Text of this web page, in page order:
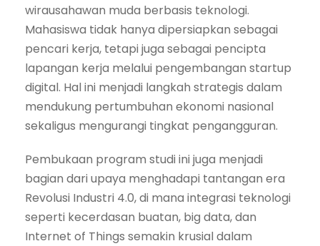
wirausahawan muda berbasis teknologi.
Mahasiswa tidak hanya dipersiapkan sebagai
pencari kerja, tetapi juga sebagai pencipta
lapangan kerja melalui pengembangan startup
digital. Hal ini menjadi langkah strategis dalam
mendukung pertumbuhan ekonomi nasional
sekaligus mengurangi tingkat pengangguran.
Pembukaan program studi ini juga menjadi
bagian dari upaya menghadapi tantangan era
Revolusi Industri 4.0, di mana integrasi teknologi
seperti kecerdasan buatan, big data, dan
Internet of Things semakin krusial dalam